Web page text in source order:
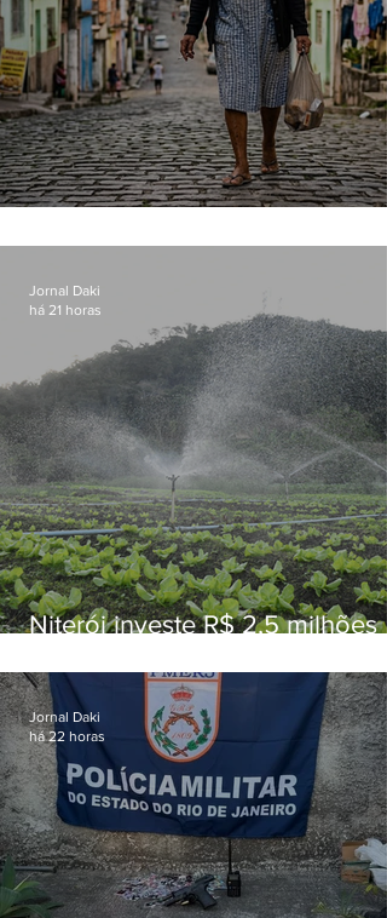
Niterói investe R$ 2,5 milhões
familiar para merenda escolar
Jornal Daki
há 21 horas
Jornal Daki
há 22 horas